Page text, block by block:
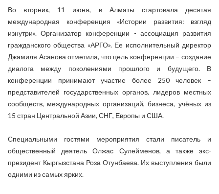
Во вторник, 11 июня, в Алматы стартовала десятая
международная конференция «Истории развития: взгляд
изнутри». Организатор конференции - ассоциация развития
гражданского общества «АРГО». Ее исполнительный директор
Джамиля Асанова отметила, что цель конференции – создание
диалога между поколениями прошлого и будущего. В
конференции принимают участие более 250 человек –
представителей государственных органов, лидеров местных
сообществ, международных организаций, бизнеса, учёных из
15 стран Центральной Азии, СНГ, Европы и США.
Специальными гостями мероприятия стали писатель и
общественный деятель Олжас Сулейменов, а также экс-
президент Кыргызстана Роза Отунбаева. Их выступления были
одними из самых ярких.